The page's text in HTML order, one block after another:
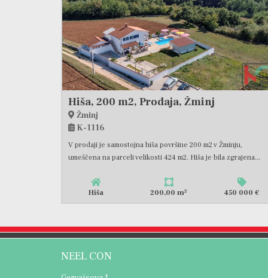
Hiša, 200 m2, Prodaja, Žminj
Žminj
K-1116
V prodaji je samostojna hiša površine 200 m2 v Žminju,
umeščena na parceli velikosti 424 m2. Hiša je bila zgrajena...
Hiša 200,00 m2 450 000 €
NEEL CON